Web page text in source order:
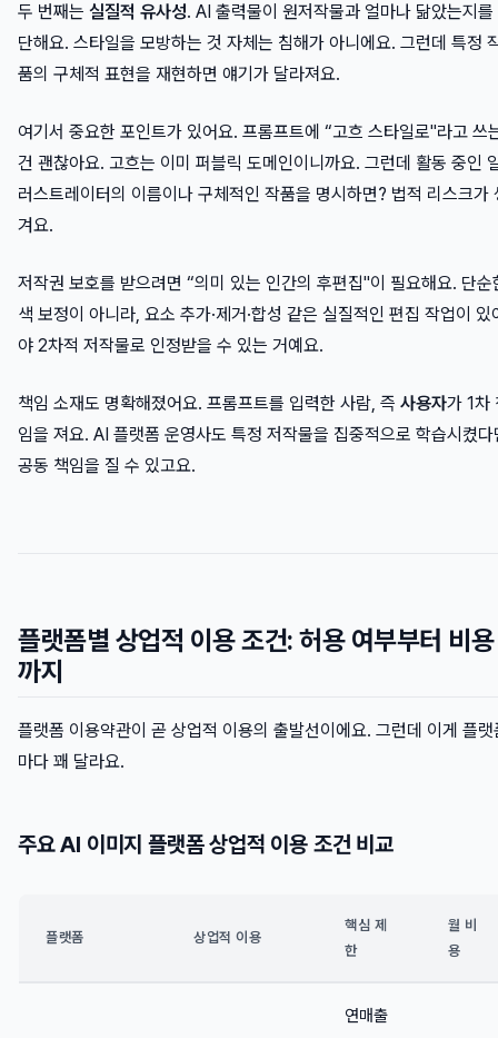
두 번째는 실질적 유사성. AI 출력물이 원저작물과 얼마나 닮았는지를
단해요. 스타일을 모방하는 것 자체는 침해가 아니에요. 그런데 특정
품의 구체적 표현을 재현하면 얘기가 달라져요.
여기서 중요한 포인트가 있어요. 프롬프트에 “고흐 스타일로"라고 쓰
건 괜찮아요. 고흐는 이미 퍼블릭 도메인이니까요. 그런데 활동 중인
러스트레이터의 이름이나 구체적인 작품을 명시하면? 법적 리스크가
겨요.
저작권 보호를 받으려면 “의미 있는 인간의 후편집"이 필요해요. 단순
색 보정이 아니라, 요소 추가·제거·합성 같은 실질적인 편집 작업이 있
야 2차적 저작물로 인정받을 수 있는 거예요.
책임 소재도 명확해졌어요. 프롬프트를 입력한 사람, 즉 사용자가 1차
임을 져요. AI 플랫폼 운영사도 특정 저작물을 집중적으로 학습시켰다
공동 책임을 질 수 있고요.
플랫폼별 상업적 이용 조건: 허용 여부부터 비용
까지
플랫폼 이용약관이 곧 상업적 이용의 출발선이에요. 그런데 이게 플랫
마다 꽤 달라요.
주요 AI 이미지 플랫폼 상업적 이용 조건 비교
플랫폼 상업적 이용
핵심 제
한
월 비
용
연매출